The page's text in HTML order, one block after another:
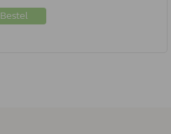
Bestel